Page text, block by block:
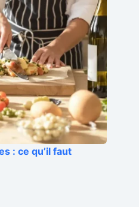
: ce qu’il faut